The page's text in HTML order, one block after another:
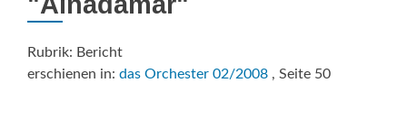
Rubrik: Bericht
erschienen in: das Orchester 02/2008 , Seite 50